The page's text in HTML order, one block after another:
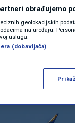
obrađujemo
geolokacijskih
na uređaju.
usluga.
(dobavljača)